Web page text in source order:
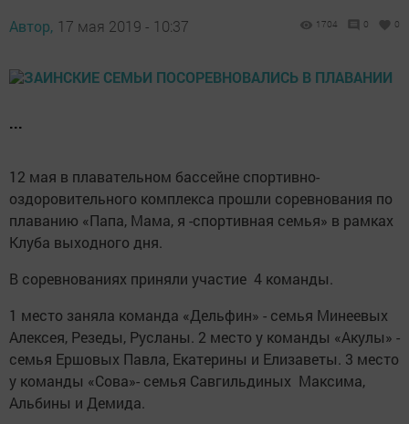
Автор, 17 мая 2019 - 10:37 1704 0 0
...
12 мая в плавательном бассейне спортивно-
оздоровительного комплекса прошли соревнования по
плаванию «Папа, Мама, я -спортивная семья» в рамках
Клуба выходного дня.
В соревнованиях приняли участие 4 команды.
1 место заняла команда «Дельфин» - семья Минеевых
Алексея, Резеды, Русланы. 2 место у команды «Акулы» -
семья Ершовых Павла, Екатерины и Елизаветы. 3 место
у команды «Сова»- семья Савгильдиных Максима,
Альбины и Демида.